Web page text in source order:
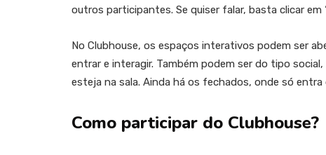
outros participantes. Se quiser falar, basta clicar em
No Clubhouse, os espaços interativos podem ser
entrar e interagir. Também podem ser do tipo
esteja na sala. Ainda há os fechados, onde só
Como participar do Clubhouse?